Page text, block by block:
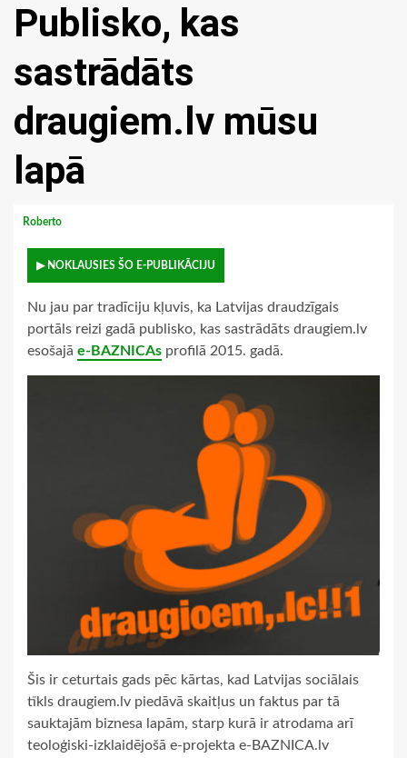
Publisko, kas
sastrādāts
draugiem.lv mūsu
lapā
Roberto
▶ NOKLAUSIES ŠO E-PUBLIKĀCIJU
Nu jau par tradīciju kļuvis, ka Latvijas draudzīgais
portāls reizi gadā publisko, kas sastrādāts draugiem.lv
esošajā e-BAZNICAs profilā 2015. gadā.
Šis ir ceturtais gads pēc kārtas, kad Latvijas sociālais
tīkls draugiem.lv piedāvā skaitļus un faktus par tā
sauktajām biznesa lapām, starp kurā ir atrodama arī
teoloģiski-izklaidējošā e-projekta e-BAZNICA.lv